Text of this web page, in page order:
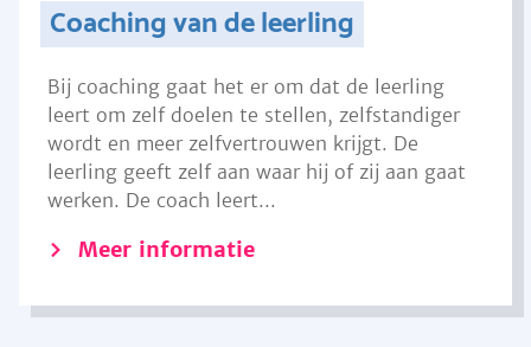
Coaching van de leerling
Bij coaching gaat het er om dat de leerling
leert om zelf doelen te stellen, zelfstandiger
wordt en meer zelfvertrouwen krijgt. De
leerling geeft zelf aan waar hij of zij aan gaat
werken. De coach leert...
Meer informatie